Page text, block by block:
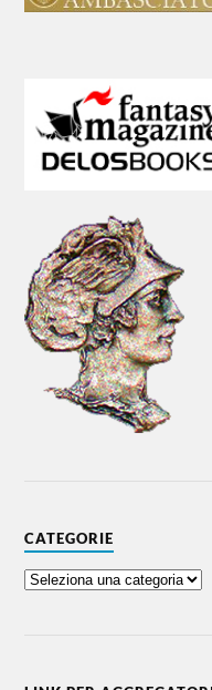
CATEGORIE